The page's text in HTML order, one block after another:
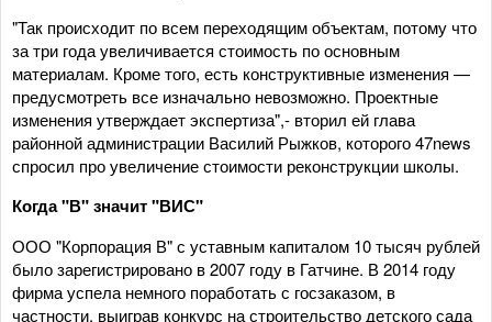
"Так происходит по всем переходящим объектам, потому что
за три года увеличивается стоимость по основным
материалам. Кроме того, есть конструктивные изменения —
предусмотреть все изначально невозможно. Проектные
изменения утверждает экспертиза",- вторил ей глава
районной администрации Василий Рыжков, которого 47news
спросил про увеличение стоимости реконструкции школы.
Когда "В" значит "ВИС"
ООО "Корпорация В" с уставным капиталом 10 тысяч рублей
было зарегистрировано в 2007 году в Гатчине. В 2014 году
фирма успела немного поработать с госзаказом, в
частности, выиграв конкурс на строительство детского сада